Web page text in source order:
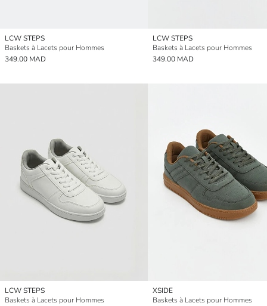
LCW STEPS
Baskets à Lacets pour Hommes
349.00 MAD
LCW STEPS
Baskets à Lacets pour Hommes
349.00 MAD
LCW STEPS
Baskets à Lacets pour Hommes
XSIDE
Baskets à Lacets pour Hommes